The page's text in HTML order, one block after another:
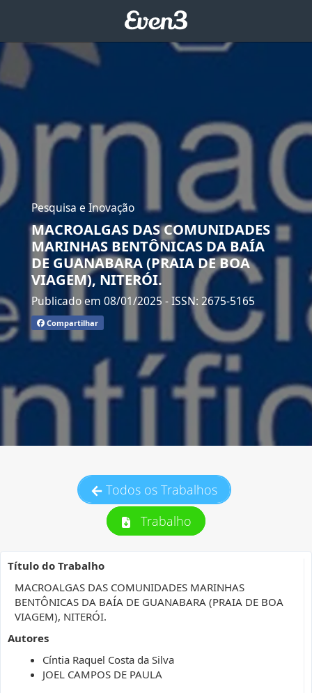
Pesquisa e Inovação
MACROALGAS DAS COMUNIDADES
MARINHAS BENTÔNICAS DA BAÍA
DE GUANABARA (PRAIA DE BOA
VIAGEM), NITERÓI.
Publicado em 08/01/2025 - ISSN: 2675-5165
Compartilhar
Todos os Trabalhos
Trabalho
Título do Trabalho
MACROALGAS DAS COMUNIDADES MARINHAS
BENTÔNICAS DA BAÍA DE GUANABARA (PRAIA DE BOA
VIAGEM), NITERÓI.
Autores
Cíntia Raquel Costa da Silva
JOEL CAMPOS DE PAULA